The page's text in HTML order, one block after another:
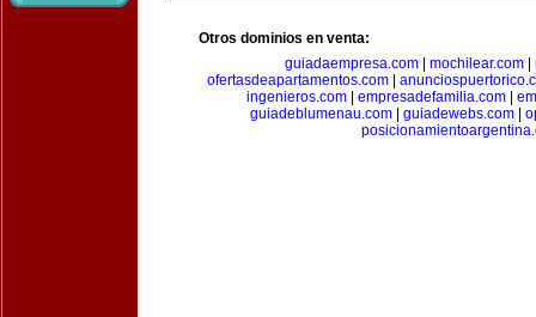
Otros dominios en venta:
guiadaempresa.com
mochilear.com
ofertasdeapartamentos.com
ingenieros.com| empresadefamilia.com|
guiadeblumenau.com| guiadewebs.com|